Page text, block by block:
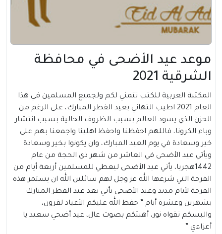
موعد عيد الأضحى في محافظة
الشرقية 2021
المكتبة العربية للكتب تتمني لكم ولجميع المسلمين في هذا
العام 2021 اطيب التهاني بعيد الفطر المبارك، على الرغم من
الحزن الذي يسود العالم بسبب الظروف الحالية بسبب انتشار
وباء الكرونا، فاللهم احفظنا واحفظ اهلينا واجمعنا بهم علي
خير وسعادة في يوم العيد المبارك، وان يكونوا بخير وسعادة
ويأتي عيد الأضحى في العاشر من شهر ذي الحجة من عام
1442هجريا، يأتي عيد الأضحى ليعطي للمسلمين أربعة أيام من
الفرحة التي شرعها الله عز وجل لهم سائلين الله ان يستمر هذه
الفرحة لأيام مديد وعيد الأضحى يأتي بعد عيد الفطر المبارك
بشهرين وعشرة أيام ” حفظ الله عليكم الأعياد لقرون،
والبسكم تقواه نور، أهنئكم بصوت عال، عيد أضحي سعيد يا
أعزاءي ”